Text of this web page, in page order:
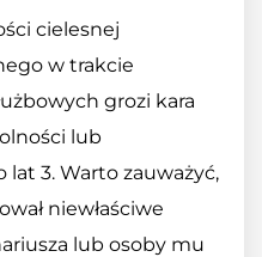
cielesnej
w trakcie
grozi kara
lub
3. Warto zauważyć,
niewłaściwe
lub osoby mu